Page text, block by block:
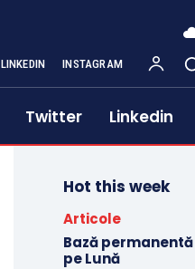
LINKEDIN INSTAGRAM
Twitter Linkedin
Hot this week
Articole
Bază permanentă
pe Lună